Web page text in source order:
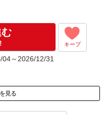
キープ
～2026/12/31
見る